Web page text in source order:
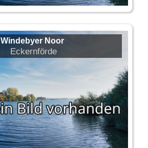
Windebyer Noor
Eckernförde